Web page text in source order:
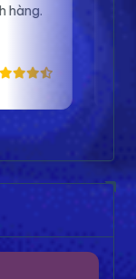
nhiều.
Bigo